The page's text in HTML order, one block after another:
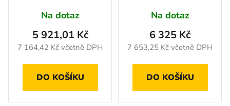
Na dotaz
7 164,42 Kč včetně DPH
5 921,01 Kč
DO KOŠÍKU
Na dotaz
7 653,25 Kč včetně DPH
6 325 Kč
DO KOŠÍKU